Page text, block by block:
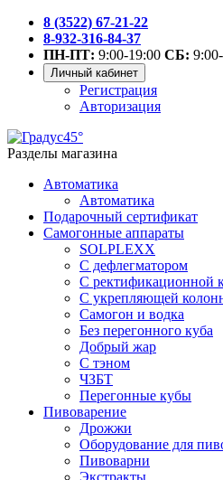
8 (3522) 67-21-22
8-932-316-84-37
ПН-ПТ: 9:00-19:00 СБ:
Личный кабинет
Регистрация
Авторизация
Разделы магазина
Автоматика
Автоматика
Подарочный сертификат
Самогонные аппараты
SOLPLEXX
С дефлегматором
С ректификационной
С укрепляющей
Самогон и водка
Без перегонного куба
Добрый жар
С тэном
ЧЗБТ
Перегонные кубы
Пивоварение
Дрожжи
Оборудование для
Пивоварни
Экстракты